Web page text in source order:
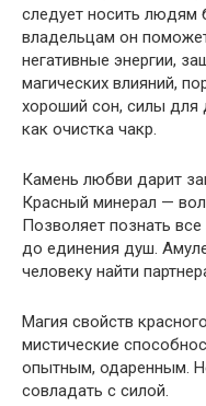
следует носить людям
владельцам он
негативные энергии,
магических влияний,
хороший сон, силы для
как очистка чакр.
Камень любви дарит
Красный минерал —
Позволяет познать все
до единения душ.
человеку найти
Магия свойств
мистические
опытным, одаренным.
совладать с силой.